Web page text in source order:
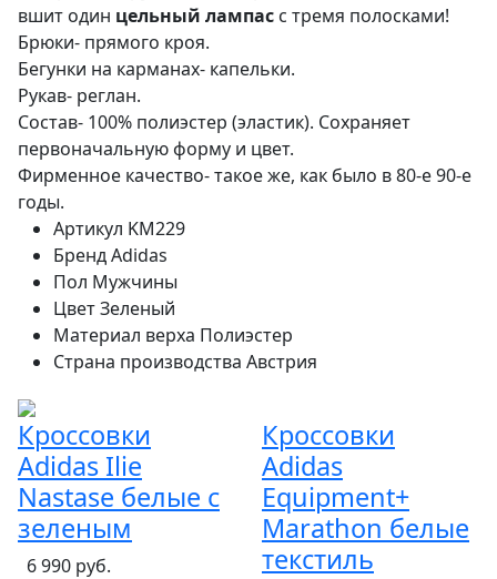
вшит один цельный лампас с тремя полосками!
Брюки- прямого кроя.
Бегунки на карманах- капельки.
Рукав- реглан.
Состав- 100% полиэстер (эластик). Сохраняет
первоначальную форму и цвет.
Фирменное качество- такое же, как было в 80-е 90-е
годы.
Артикул KM229
БрендAdidas
Пол Мужчины
ЦветЗеленый
Материал верха Полиэстер
Страна производства Австрия
Кроссовки
Adidas Ilie
Nastase белые с
зеленым
6 990 руб.
Кроссовки
Adidas
Equipment+
Marathon белые
текстиль